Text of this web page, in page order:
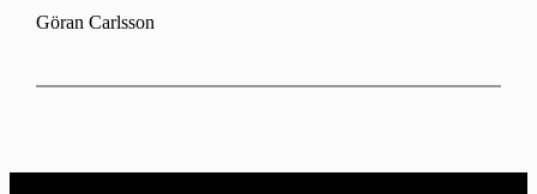
Göran Carlsson